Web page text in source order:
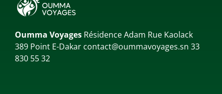
Oumma Voyages Résidence Adam Rue Kaolack
389 Point E-Dakar contact@oummavoyages.sn 33
830 55 32